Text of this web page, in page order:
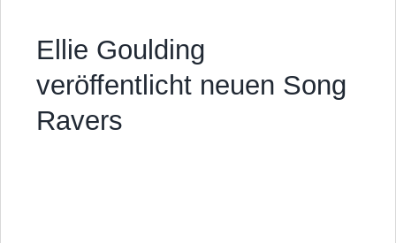
Ellie Goulding
veröffentlicht neuen Song
Ravers